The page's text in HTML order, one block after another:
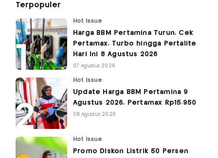
Terpopuler
Hot Issue
Harga BBM Pertamina Turun, Cek
Pertamax, Turbo hingga Pertalite
Hari Ini 8 Agustus 2026
07 Agustus 2026
Hot Issue
Update Harga BBM Pertamina 9
Agustus 2026, Pertamax Rp15.950
08 Agustus 2026
Hot Issue
Promo Diskon Listrik 50 Persen